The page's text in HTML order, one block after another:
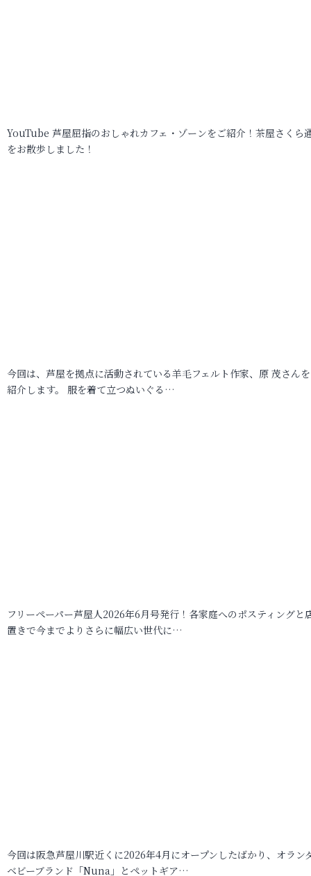
YouTube 芦屋屈指のおしゃれカフェ・ゾーンをご紹介！茶屋さくら
をお散歩しました！
今回は、芦屋を拠点に活動されている羊毛フェルト作家、原 茂さん
紹介します。 服を着て立つぬいぐる…
フリーペーパー芦屋人2026年6月号発行！各家庭へのポスティングと
置きで今までよりさらに幅広い世代に…
今回は阪急芦屋川駅近くに2026年4月にオープンしたばかり、オラン
ベビーブランド「Nuna」とペットギア…